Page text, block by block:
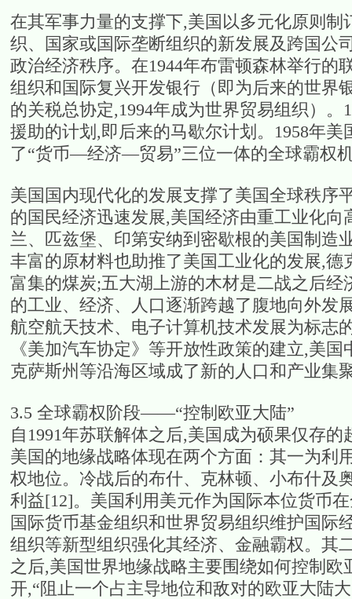
在其军事力量的支撑下,美国以多元化原则
织、国家或国际垄断组织的新发展及跨国公
政治经济秩序。在1944年布雷顿森林举行的
组织和国际复兴开发银行（即为后来的世界
的关税总协定,1994年成为世界贸易组织）
援助的计划,即后来的马歇尔计划。1958年
了“货币—经济—贸易”三位一体的全球霸权
美国国内现代化的发展支撑了美国全球秩序
的国民经济迅速发展,美国经济由重工业化
兰、匹兹堡、印第安纳到密歇根的美国制造
丰富的原材料也助推了美国工业化的发展,
富集的煤炭;五大湖上游的木材是二战之后
的工业、经济、人口逐渐跨越了腹地向外发
航空航天技术、电子计算机技术发展为标志
《美加汽车协定》等开放性政策的建立,美
克萨斯州等沿海区域成了新的人口和产业集
3.5 全球霸权阶段——“控制欧亚大陆”
自1991年苏联解体之后,美国成为硕果仅存
美国的地缘战略体现在两个方面：其一为利
权地位。冷战后的布什、克林顿、小布什及
利益[12]。美国利用美元作为国际本位货币
国际货币基金组织和世界贸易组织维护国际
组织等新型组织强化其经济、金融霸权。其
之后,美国世界地缘战略主要围绕如何控制
开,“阻止一个占主导地位和敌对的欧亚大陆